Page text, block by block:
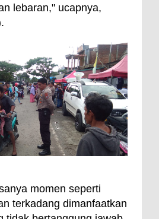
lebaran," ucapnya,
momen seperti
terkadang dimanfaatkan